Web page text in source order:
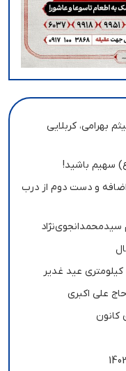
بهرامی، کربلایی
سهیم باشید!
و دست دوم از درب
سیدمحمدانجوی‌نژاد
عید غدیر
کانون